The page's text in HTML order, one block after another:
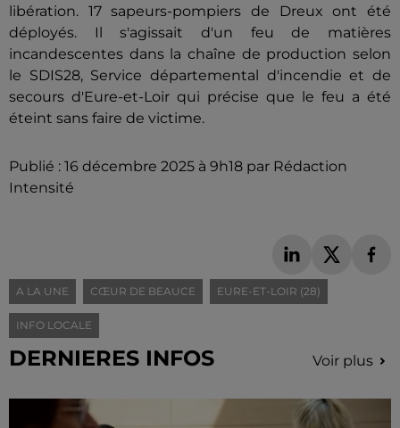
libération. 17 sapeurs-pompiers de Dreux ont été
déployés. Il s'agissait d'un feu de matières
incandescentes dans la chaîne de production selon
le SDIS28, Service départemental d'incendie et de
secours d'Eure-et-Loir qui précise que le feu a été
éteint sans faire de victime.
Publié : 16 décembre 2025 à 9h18 par Rédaction
Intensité
A LA UNE CŒUR DE BEAUCE EURE-ET-LOIR (28)
INFO LOCALE
DERNIERES INFOS Voir plus